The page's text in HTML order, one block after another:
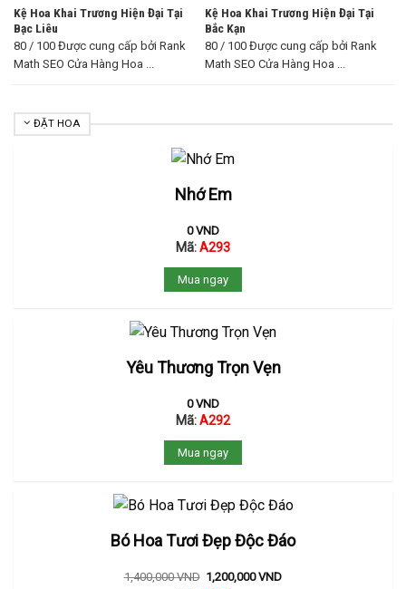
Kệ Hoa Khai Trương Hiện Đại Tại
Bạc Liêu
80 / 100 Được cung cấp bởi Rank
Math SEO Cửa Hàng Hoa ...
Kệ Hoa Khai Trương Hiện Đại Tại
Bắc Kạn
80 / 100 Được cung cấp bởi Rank
Math SEO Cửa Hàng Hoa ...
ĐẶT HOA
Nhớ Em
0VND
Mã:A293
Mua ngay
Yêu Thương Trọn Vẹn
0VND
Mã:A292
Mua ngay
Bó Hoa Tươi Đẹp Độc Đáo
1,400,000VND 1,200,000VND